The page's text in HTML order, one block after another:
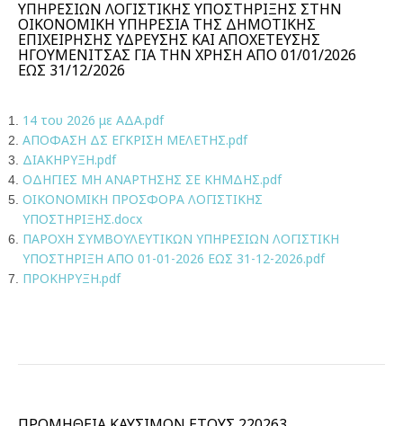
ΥΠΗΡΕΣΙΩΝ ΛΟΓΙΣΤΙΚΗΣ ΥΠΟΣΤΗΡΙΞΗΣ ΣΤΗΝ
ΟΙΚΟΝΟΜΙΚΗ ΥΠΗΡΕΣΙΑ ΤΗΣ ΔΗΜΟΤΙΚΗΣ
ΕΠΙΧΕΙΡΗΣΗΣ ΥΔΡΕΥΣΗΣ ΚΑΙ ΑΠΟΧΕΤΕΥΣΗΣ
ΗΓΟΥΜΕΝΙΤΣΑΣ ΓΙΑ ΤΗΝ ΧΡΗΣΗ ΑΠΟ 01/01/2026
ΕΩΣ 31/12/2026
14 του 2026 με ΑΔΑ.pdf
ΑΠΟΦΑΣΗ ΔΣ ΕΓΚΡΙΣΗ ΜΕΛΕΤΗΣ.pdf
ΔΙΑΚΗΡΥΞΗ.pdf
ΟΔΗΓΙΕΣ ΜΗ ΑΝΑΡΤΗΣΗΣ ΣΕ ΚΗΜΔΗΣ.pdf
ΟΙΚΟΝΟΜΙΚΗ ΠΡΟΣΦΟΡΑ ΛΟΓΙΣΤΙΚΗΣ
ΥΠΟΣΤΗΡΙΞΗΣ.docx
ΠΑΡΟΧΗ ΣΥΜΒΟΥΛΕΥΤΙΚΩΝ ΥΠΗΡΕΣΙΩΝ ΛΟΓΙΣΤΙΚΗ
ΥΠΟΣΤΗΡΙΞΗ ΑΠΟ 01-01-2026 ΕΩΣ 31-12-2026.pdf
ΠΡΟΚΗΡΥΞΗ.pdf